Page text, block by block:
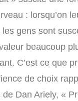
: lorsqu’on
gens sont
beaucoup
C’est ce que
de choix
de Dan Ariely, «